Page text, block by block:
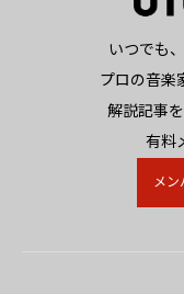
いつでも
プロの音楽
解説記事
有料
メン